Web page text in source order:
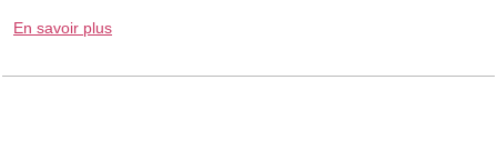
En savoir plus